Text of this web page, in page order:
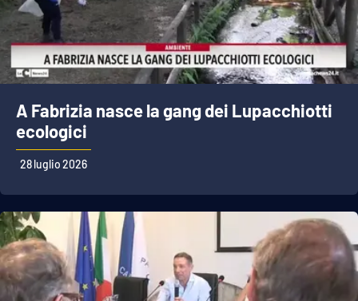
A Fabrizia nasce la gang dei Lupacchiotti
ecologici
28 luglio 2026